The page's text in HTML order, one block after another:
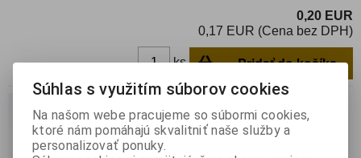
0,20 EUR
0,17 EUR (Cena bez DPH)
ks Pridať do košíka
Katalógové číslo:0130457
Výrobca:
Súhlas s využitím súborov cookies
Na našom webe pracujeme so súbormi cookies,
ktoré nám pomáhajú skvalitniť naše služby a
personalizovať ponuky.